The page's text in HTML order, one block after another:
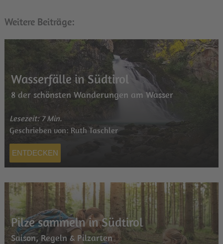
Weitere Beiträge:
Wasserfälle in Südtirol
8 der schönsten Wanderungen am Wasser
Lesezeit: 7 Min.
Geschrieben von: Ruth Taschler
ENTDECKEN
Pilze sammeln in Südtirol
Saison, Regeln & Pilzarten